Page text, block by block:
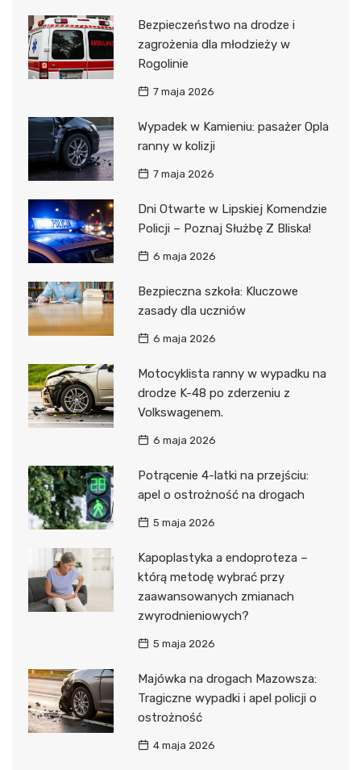
Bezpieczeństwo na drodze i
zagrożenia dla młodzieży w
Rogolinie
7 maja 2026
Wypadek w Kamieniu: pasażer Opla
ranny w kolizji
7 maja 2026
Dni Otwarte w Lipskiej Komendzie
Policji – Poznaj Służbę Z Bliska!
6 maja 2026
Bezpieczna szkoła: Kluczowe
zasady dla uczniów
6 maja 2026
Motocyklista ranny w wypadku na
drodze K-48 po zderzeniu z
Volkswagenem.
6 maja 2026
Potrącenie 4-latki na przejściu:
apel o ostrożność na drogach
5 maja 2026
Kapoplastyka a endoproteza –
którą metodę wybrać przy
zaawansowanych zmianach
zwyrodnieniowych?
5 maja 2026
Majówka na drogach Mazowsza:
Tragiczne wypadki i apel policji o
ostrożność
4 maja 2026